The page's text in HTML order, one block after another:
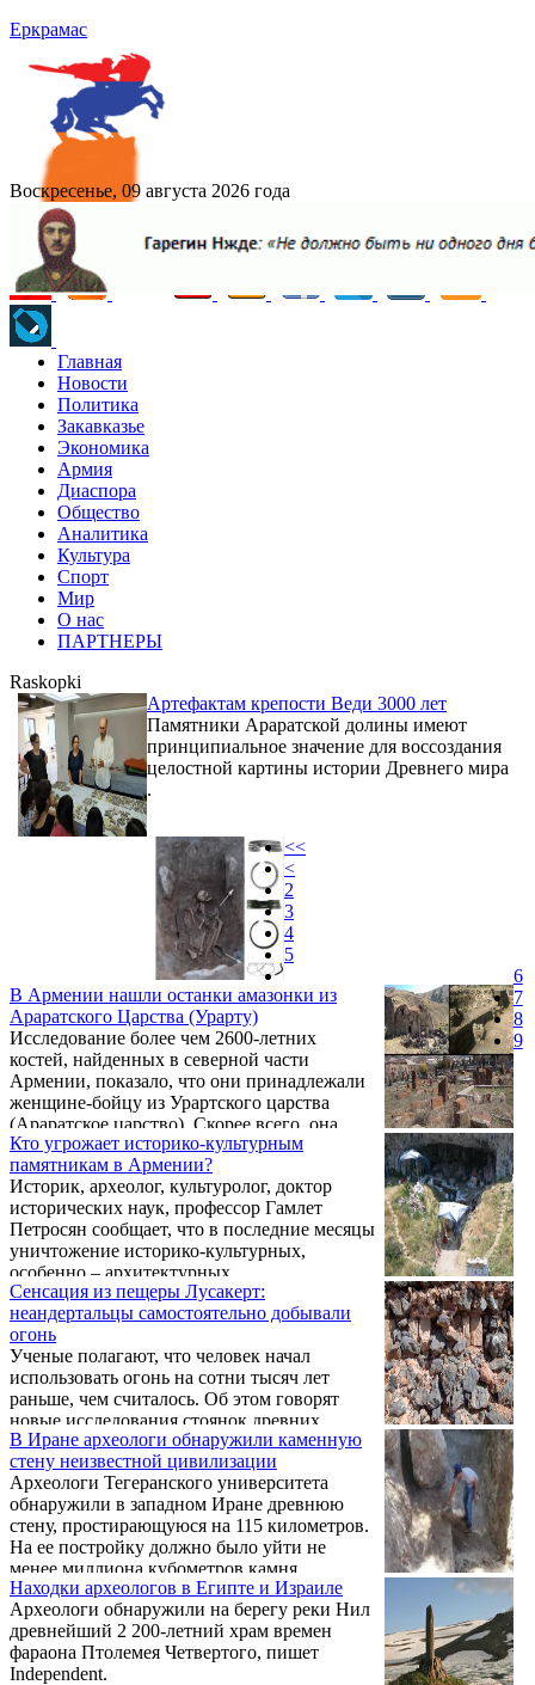
Еркрамас
Воскресенье, 09 августа 2026 года
Главная
Новости
Политика
Закавказье
Экономика
Армия
Диаспора
Общество
Аналитика
Культура
Спорт
Мир
О нас
ПАРТНЕРЫ
Raskopki
Артефактам крепости Веди 3000 лет
Памятники Араратской долины имеют
принципиальное значение для воссоздания
целостной картины истории Древнего мира
.
В Армении нашли останки амазонки из
Араратского Царства (Урарту)
Исследование более чем 2600-летних
костей, найденных в северной части
Армении, показало, что они принадлежали
женщине-бойцу из Урартского царства
(Араратское царство). Скорее всего, она
была убита на поле битвы. Исследователи
предполагают, что такие женщины-бойцы
вдохновляли древних греков на создание
образа амазонок. Как сообщает Арменпресс,
работы археологов были опубликованы в
научном журнале International Journal of
Osteoarchaeology.
Кто угрожает историко-культурным
памятникам в Армении?
Историк, археолог, культуролог, доктор
исторических наук, профессор Гамлет
Петросян сообщает, что в последние месяцы
уничтожение историко-культурных,
особенно – архитектурных,
археологических, ландшафтных
памятников, их замена безделицами,
ненаучные реставрации и искажение
памятников угрожают тому, что в будущем
это наследие со временем утратит свою
своеобразность.
Сенсация из пещеры Лусакерт:
неандертальцы самостоятельно добывали
огонь
Ученые полагают, что человек начал
использовать огонь на сотни тысяч лет
раньше, чем считалось. Об этом говорят
новые исследования стоянок древних
людей, в том числе и на территории
Армении.
В Иране археологи обнаружили каменную
стену неизвестной цивилизации
Археологи Тегеранского университета
обнаружили в западном Иране древнюю
стену, простирающуюся на 115 километров.
На ее постройку должно было уйти не
менее миллиона кубометров камня,
сообщает МИР 24 со ссылкой на Antiquity.
Находки археологов в Египте и Израиле
Археологи обнаружили на берегу реки Нил
древнейший 2 200-летний храм времен
фараона Птолемея Четвертого, пишет
Independent.
<<
<
2
3
4
5
6
7
8
9